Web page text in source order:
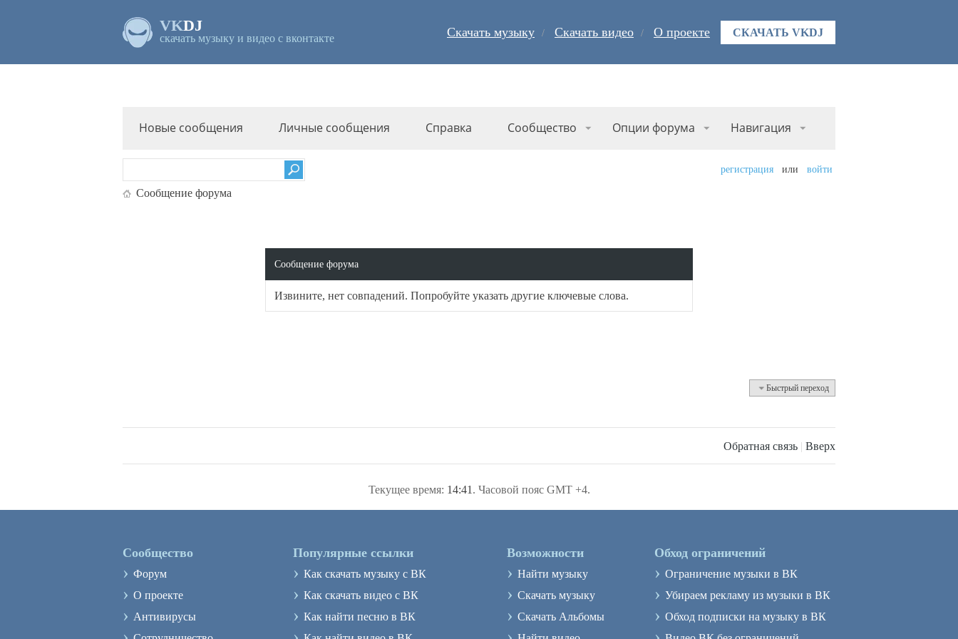
VKDJ
скачать музыку и видео с вконтакте Скачать музыку Скачать видео О проекте СКАЧАТЬ VKDJ
Новые сообщения Личные сообщения Справка Сообщество Опции форума Навигация
регистрация или войти
Сообщение форума
Сообщение форума
Извините, нет совпадений. Попробуйте указать другие ключевые слова.
Быстрый переход
Обратная связь | Вверх
Текущее время: 14:41 . Часовой пояс GMT +4.
Сообщество
› Форум
› О проекте
› Антивирусы
Популярные ссылки
› Как скачать музыку с ВК
› Как скачать видео с ВК
› Как найти песню в ВК
Возможности
› Найти музыку
› Скачать музыку
› Скачать Альбомы
Обход ограничений
› Ограничение музыки в ВК
› Убираем рекламу из музыки в ВК
› Обход подписки на музыку в ВК